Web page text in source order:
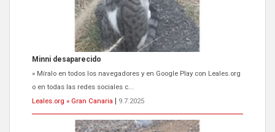
Siami Perdida
Se llama Siami,es hembra de 4 años,esterilizada con marca de
Leales.org » Gran Canaria | 9.7.2025